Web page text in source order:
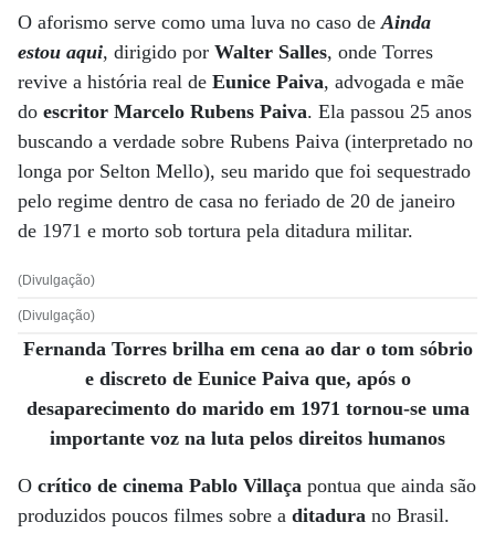
O aforismo serve como uma luva no caso deAinda
estou aqui, dirigido por Walter Salles, onde Torres
revive a história real de Eunice Paiva, advogada e mãe
do escritor Marcelo Rubens Paiva. Ela passou 25 anos
buscando a verdade sobre Rubens Paiva (interpretado no
longa por Selton Mello), seu marido que foi sequestrado
pelo regime dentro de casa no feriado de 20 de janeiro
de 1971 e morto sob tortura pela ditadura militar.
(Divulgação)
(Divulgação)
Fernanda Torres brilha em cena ao dar o tom sóbrio
e discreto de Eunice Paiva que, após o
desaparecimento do marido em 1971 tornou-se uma
importante voz na luta pelos direitos humanos
O crítico de cinema Pablo Villaça pontua que ainda são
produzidos poucos filmes sobre a ditadura no Brasil.